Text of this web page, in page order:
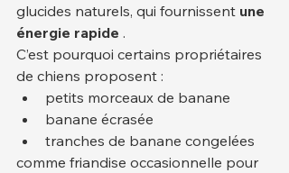
glucides naturels, qui fournissent une
énergie rapide .
C’est pourquoi certains propriétaires
de chiens proposent :
petits morceaux de banane
banane écrasée
tranches de banane congelées
comme friandise occasionnelle pour